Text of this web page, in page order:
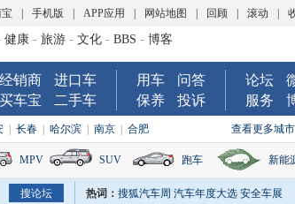
手机版 APP应用 网站地图 回顾 滚动
健康 - 旅游 - 文化 - BBS - 博客
经销商
进口车
买车宝 二手车
用车
问答
保养
投诉
论坛
服务
查看更多城
长春 哈尔滨 南京 合肥
MPV SUV 跑车 新能
热词： 搜狐汽车周 汽车年度大选 安全车展